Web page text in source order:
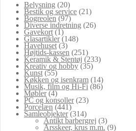
Belysning (20)
Bestik og service (21)
Bogreolen (97)
Diverse indretning (26)
Gavekort (1)
Glasartikler (148)
Havehuset (3)
Højtids-kassen (251)
Keramik & Stentøj (233)
Kreativ og hobby (35)
Kunst (55)
Køkken og isenkram (14)
Musik, film og Hi-Fi (86)
Møbler (4)
PC og konsoller (23)
Porcelæn (441)
Samleobjekter (314)
Antikt barbergrej (3)
Årsskeer, krus m.m. (9)